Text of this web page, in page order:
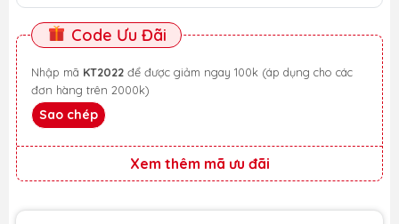
Code Ưu Đãi
Nhập mã KT2022
đơn hàng trên 2000k)
Sao chép
Xem thêm mã ưu đãi